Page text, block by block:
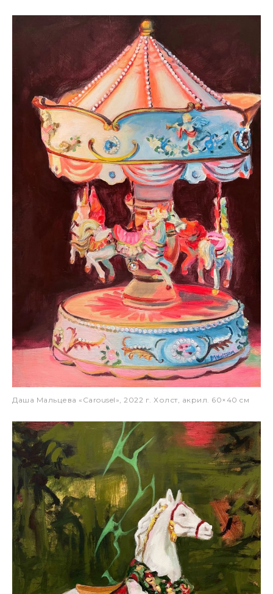
Даша Мальцева «Carousel», 2022 г. Холст, акрил. 60×40 cм